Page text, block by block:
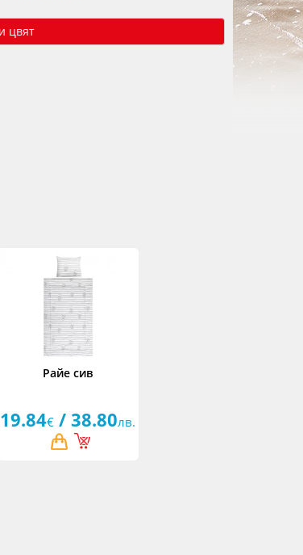
Избери цвят
Райе сив
19.84€ / 38.80лв.